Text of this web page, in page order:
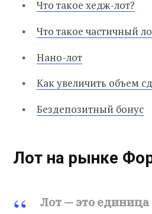
Что такое хедж-лот?
Что такое частичный
Нано-лот
Как увеличить объем
Бездепозитный бонус
Лот на рынке
Лот — это